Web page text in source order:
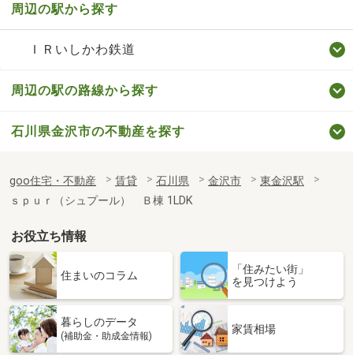
周辺の駅から探す
ＩＲいしかわ鉄道
周辺の駅の路線から探す
石川県金沢市の不動産を探す
goo住宅・不動産 賃貸 石川県 金沢市
東金沢駅
ｓｐｕｒ（シュプール） Ｂ棟 1LDK
お役立ち情報
住まいのコラム
「住みたい街」
を見つけよう
暮らしのデータ
(補助金・助成金情報)
家賃相場